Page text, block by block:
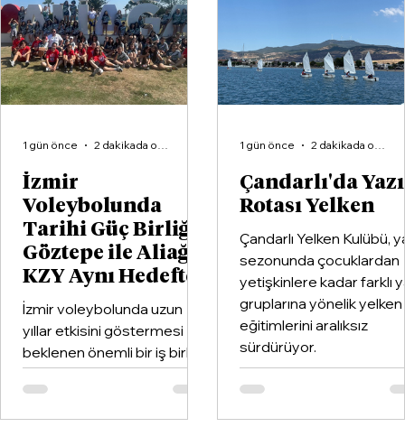
İzmir
Voleybolunda
Tarihi Güç Birliği:
Göztepe ile Aliağa
KZY Aynı Hedefte
İzmir voleybolunda uzun
yıllar etkisini göstermesi
beklenen önemli bir iş birliği
hayata geçirildi. Kentin köklü
kulüplerinden Göztepe
Spor Kulübü ile İzmir'in en
1 gün önce 2 dakikada okunur
Çandarlı'da
Rotası Yelken
Çandarlı Yelken Kulübü,
sezonunda çocuklardan
yetişkinlere kadar farklı
gruplarına yönelik yelken
eğitimlerini aralıksız
sürdürüyor.
1 gün önce 2 dakikada okunur
Bergama’da Üreticiye Yol Haritası: TKDK
ve IPARD Tanıtıldı